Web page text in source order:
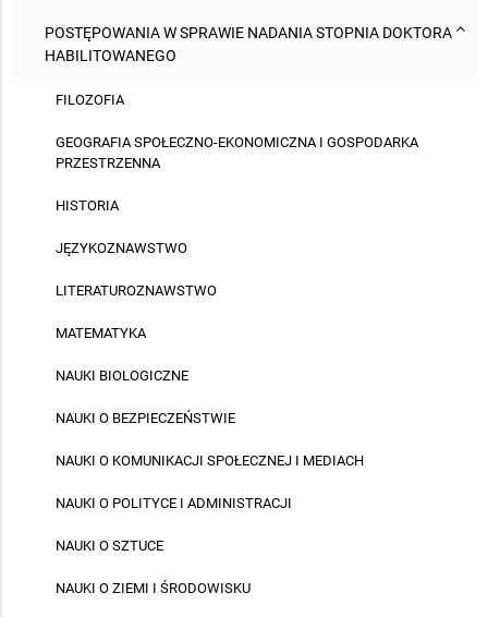
POSTĘPOWANIA W SPRAWIE NADANIA STOPNIA DOKTORA
HABILITOWANEGO
FILOZOFIA
GEOGRAFIA SPOŁECZNO-EKONOMICZNA I GOSPODARKA
PRZESTRZENNA
HISTORIA
JĘZYKOZNAWSTWO
LITERATUROZNAWSTWO
MATEMATYKA
NAUKI BIOLOGICZNE
NAUKI O BEZPIECZEŃSTWIE
NAUKI O KOMUNIKACJI SPOŁECZNEJ I MEDIACH
NAUKI O POLITYCE I ADMINISTRACJI
NAUKI O SZTUCE
NAUKI O ZIEMI I ŚRODOWISKU